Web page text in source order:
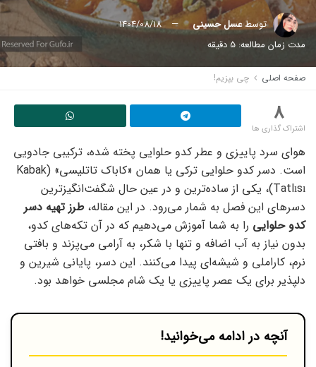
توسطعسل حسینی
1404/08/18
مدت زمان مطالعه: 5 دقیقه
صفحه اصلی چی بپزیم!
8
اشتراک گذاری ها
هوای سرد پاییزی و عطر کدو حلوایی پخته شده، ترکیبی جادویی
است. دسر کدو حلوایی ترکی یا همان «کاباک تاتلیسی» (Kabak
Tatlısı)، یکی از ساده‌ترین و در عین حال شگفت‌انگیزترین
دسرهای این فصل به شمار می‌رود. در این مقاله،طرز تهیه دسر
کدو حلوایی را به شما آموزش می‌دهیم که در آن تکه‌های کدو،
بدون نیاز به آب اضافه و تنها با شکر، به آرامی می‌پزند و بافتی
نرم، کاراملی و شیشه‌ای پیدا می‌کنند. این دسر، پایانی شیرین و
دلپذیر برای یک عصر پاییزی یا یک شام مجلسی خواهد بود.
آنچه در ادامه می‌خوانید!